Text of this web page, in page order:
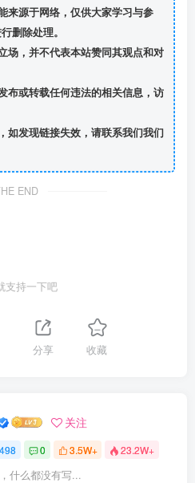
来源于网络，仅供大家学习与参
删除处理。
场，并不代表本站赞同其观点和对
布或转载任何违法的相关信息，访
如发现链接失效，请联系我们我们
END
支持一下吧
分享 收藏
关注
0 3.5W+ 23.2W+
什么都没有写...